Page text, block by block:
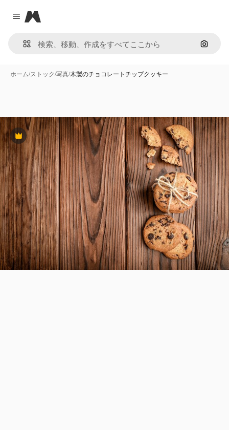
Close menu
Magnific
画像で
ホーム/ストック/写真/木製のチョコレートチップクッキー
Premium